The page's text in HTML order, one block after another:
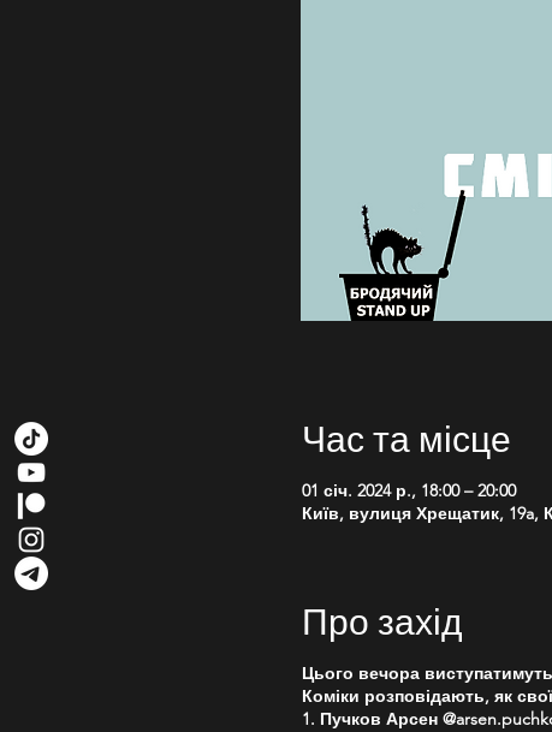
Час та місце
01 січ. 2024 р., 18:00 – 20:00
Київ, вулиця Хрещатик, 19a,
Про захід
Цього вечора
Коміки розповідають, як
1. Пучков Арсен